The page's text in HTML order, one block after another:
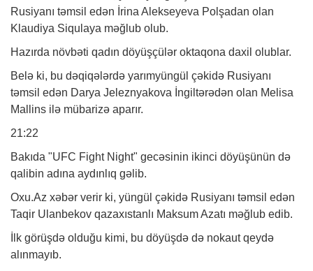
Rusiyanı təmsil edən İrina Alekseyeva Polşadan olan
Klaudiya Siqulaya məğlub olub.
Hazırda növbəti qadın döyüşçülər oktaqona daxil olublar.
Belə ki, bu dəqiqələrdə yarımyüngül çəkidə Rusiyanı
təmsil edən Darya Jeleznyakova İngiltərədən olan Melisa
Mallins ilə mübarizə aparır.
21:22
Bakıda "UFC Fight Night" gecəsinin ikinci döyüşünün də
qalibin adına aydınlıq gəlib.
Oxu.Az xəbər verir ki, yüngül çəkidə Rusiyanı təmsil edən
Taqir Ulanbekov qazaxıstanlı Maksum Azatı məğlub edib.
İlk görüşdə olduğu kimi, bu döyüşdə də nokaut qeydə
alınmayıb.